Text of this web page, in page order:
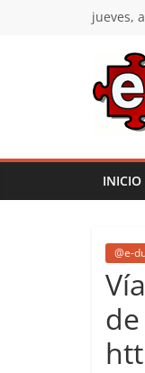
jueves,
E-
Learn
INICIO
@e-